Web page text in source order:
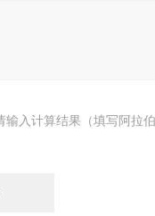
输入计算结果（填写阿拉